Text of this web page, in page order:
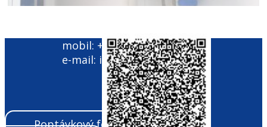
mobil: +420 603 520 148
e-mail: info@drekoma.cz
Poptávkový formulář